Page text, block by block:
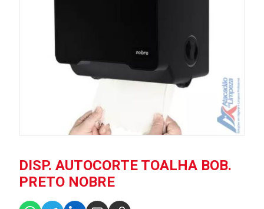
DISP. AUTOCORTE TOALHA BOB.
PRETO NOBRE